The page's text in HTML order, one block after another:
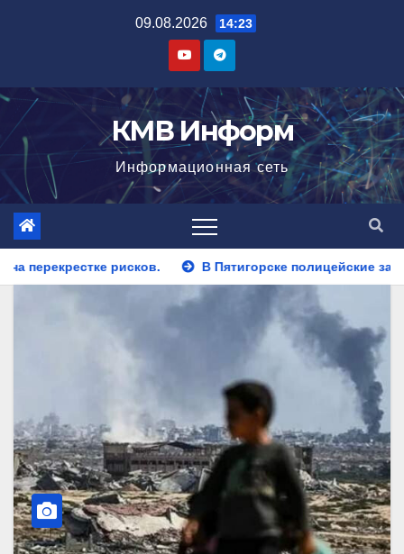
09.08.2026 14:23
КМВ Информ
Информационная сеть
В Пятигорске полицейские задержали закладчика,